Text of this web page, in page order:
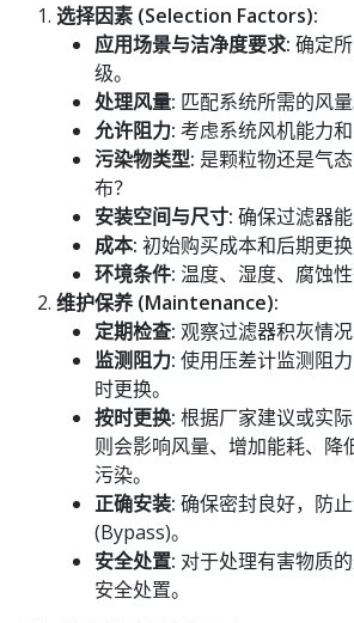
选择因素 (Selection Factors):
应用场景与洁净度要求: 确定
级。
处理风量: 匹配系统所需的风量
允许阻力: 考虑系统风机能力和
污染物类型: 是颗粒物还是气
布？
安装空间与尺寸: 确保过滤器能
成本: 初始购买成本和后期更换
环境条件: 温度、湿度、腐蚀性
维护保养 (Maintenance):
定期检查: 观察过滤器积灰情况
监测阻力: 使用压差计监测阻
时更换。
按时更换: 根据厂家建议或实
则会影响风量、增加能耗、降
污染。
正确安装: 确保密封良好，防
(Bypass)。
安全处置: 对于处理有害物质
安全处置。